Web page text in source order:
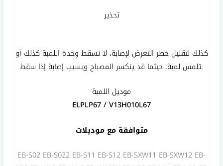
تحذير
كذلك لتقليل خطر التعرض لإصابة، لا تسقط وحدة اللمبةكذلكأو
تلمس لمبة. حيثما قد ينكسر المصباح ويسبب إصابة إذا سقط.
موديل اللمبة
ELPLP67 / V13H010L67
متوافقة مع موديلات
EB-S02 EB-S022 EB-S11 EB-S12 EB-SXW11 EB-SXW12 EB-